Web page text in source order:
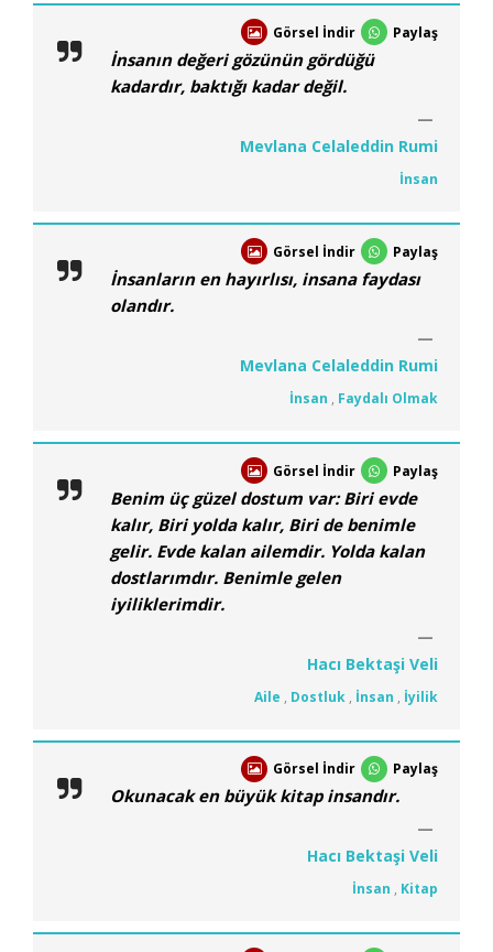
Görsel İndir Paylaş
İnsanın değeri gözünün gördüğü
kadardır, baktığı kadar değil.
Mevlana Celaleddin Rumi
İnsan
Görsel İndir Paylaş
İnsanların en hayırlısı, insana faydası
olandır.
Mevlana Celaleddin Rumi
İnsan , Faydalı Olmak
Görsel İndir Paylaş
Benim üç güzel dostum var: Biri evde
kalır, Biri yolda kalır, Biri de benimle
gelir. Evde kalan ailemdir. Yolda kalan
dostlarımdır. Benimle gelen
iyiliklerimdir.
Hacı Bektaşi Veli
Aile , Dostluk , İnsan , İyilik
Görsel İndir Paylaş
Okunacak en büyük kitap insandır.
Hacı Bektaşi Veli
İnsan , Kitap